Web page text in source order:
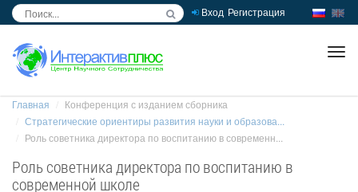
Вход Регистрация
Главная
Конференция с изданием сборника
Стратегические ориентиры развития науки и образова...
Роль советника директора по воспитанию в современн...
Роль советника директора по воспитанию в
современной школе